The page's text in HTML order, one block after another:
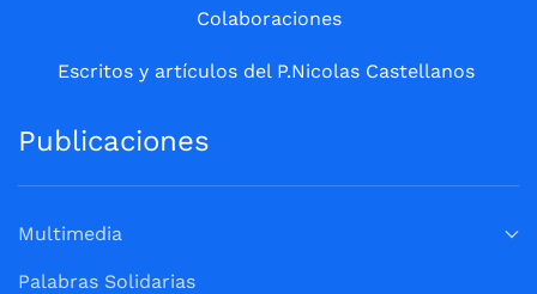
Colaboraciones
Escritos y artículos del P.Nicolas Castellanos
Publicaciones
Multimedia
Palabras Solidarias